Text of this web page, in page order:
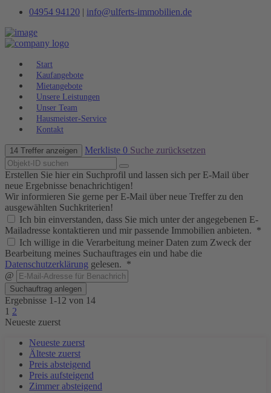
04954 94120 | info@ulferts-immobilien.de
Start
Kaufangebote
Mietangebote
Unsere Leistungen
Unser Team
Hausmeister-Service
Kontakt
14 Treffer anzeigen Merkliste 0 Suche zurücksetzen
Erstellen Sie hier ein Suchprofil und lassen sich per E-Mail über
neue Ergebnisse benachrichtigen!
Wir informieren Sie gerne per E-Mail über neue Treffer zu den
ausgewählten Suchkriterien!
Ich bin einverstanden, dass Sie mich unter der angegebenen E-
Mailadresse kontaktieren und mir passende Immobilien anbieten. *
Ich willige in die Verarbeitung meiner Daten zum Zweck der
Bearbeitung meines Suchauftrages ein und habe die
Datenschutzerklärung gelesen. *
@
Suchauftrag anlegen
Ergebnisse 1-12 von 14
1 2
Neueste zuerst
Neueste zuerst
Älteste zuerst
Preis absteigend
Preis aufsteigend
Zimmer absteigend